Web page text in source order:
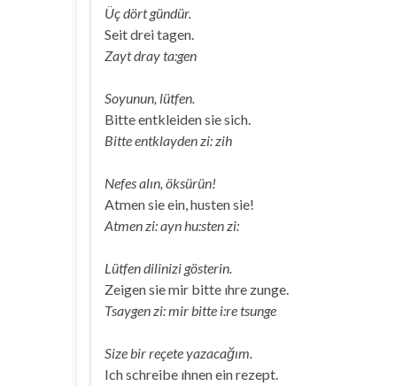
Üç dört gündür.
Seit drei tagen.
Zayt dray ta:gen
Soyunun, lütfen.
Bitte entkleiden sie sich.
Bitte entklayden zi: zih
Nefes alın, öksürün!
Atmen sie ein, husten sie!
Atmen zi: ayn hu:sten zi:
Lütfen dilinizi gösterin.
Zeigen sie mir bitte ıhre zunge.
Tsaygen zi: mir bitte i:re tsunge
Size bir reçete yazacağım.
Ich schreibe ıhnen ein rezept.